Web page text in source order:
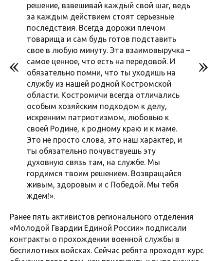
решение, взвешивай каждый свой шаг, ведь
за каждым действием стоят серьезные
последствия. Всегда дорожи плечом
товарища и сам будь готов подставить
свое в любую минуту. Эта взаимовыручка –
самое ценное, что есть на передовой. И
обязательно помни, что ты уходишь на
службу из нашей родной Костромской
области. Костромичи всегда отличались
особым хозяйским подходом к делу,
искренним патриотизмом, любовью к
своей Родине, к родному краю и к маме.
Это не просто слова, это наш характер, и
ты обязательно почувствуешь эту
духовную связь там, на службе. Мы
гордимся твоим решением. Возвращайся
живым, здоровым и с Победой. Мы тебя
ждем!».
Ранее пять активистов регионального отделения
«Молодой Гвардии Единой России» подписали
контракты о прохождении военной службы в
беспилотных войсках. Сейчас ребята проходят курс